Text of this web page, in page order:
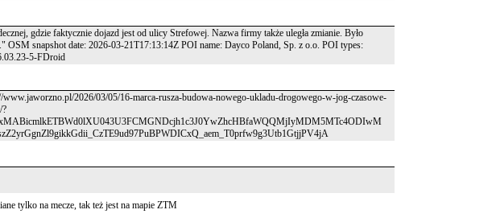
gdzie faktycznie dojazd jest od ulicy Strefowej. Nazwa firmy także uległa zmianie. Było
snapshot date: 2026-03-21T17:13:14Z POI name: Dayco Poland, Sp. z o.o. POI types:
5-FDroid
www.jaworzno.pl/2026/03/05/16-marca-rusza-budowa-nowego-ukladu-drogowego-w-jog-czasowe-
?
tylko na mecze, tak też jest na mapie ZTM